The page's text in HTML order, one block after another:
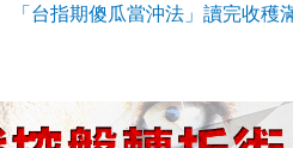
「台指期傻瓜當沖法」讀完收穫